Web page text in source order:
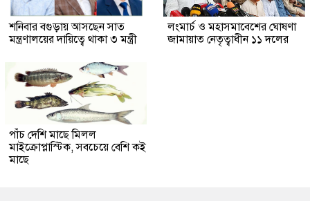
শনিবার বগুড়ায় আসছেন সাত
মন্ত্রণালয়ের দায়িত্বে থাকা ৩ মন্ত্রী
লংমার্চ ও মহাসমাবেশের ঘোষণা
জামায়াত নেতৃত্বাধীন ১১ দলের
পাঁচ দেশি মাছে মিলল
মাইক্রোপ্লাস্টিক, সবচেয়ে বেশি কই
মাছে